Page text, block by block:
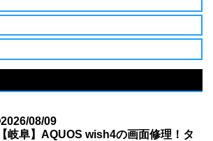
2026/08/09
【岐阜】AQUOS wish4の画面修理！タ